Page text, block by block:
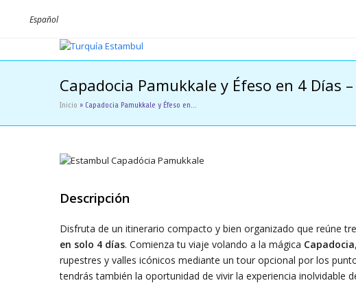
Español
Capadocia Pamukkale y Éfeso en 4 Días
Inicio » Capadocia Pamukkale y Éfeso en…
Descripción
Disfruta de un itinerario compacto y bien organizado que reúne
en solo 4 días. Comienza tu viaje volando a la mágica Capadocia
rupestres y valles icónicos mediante un tour opcional por los
tendrás también la oportunidad de vivir la experiencia inolvidable